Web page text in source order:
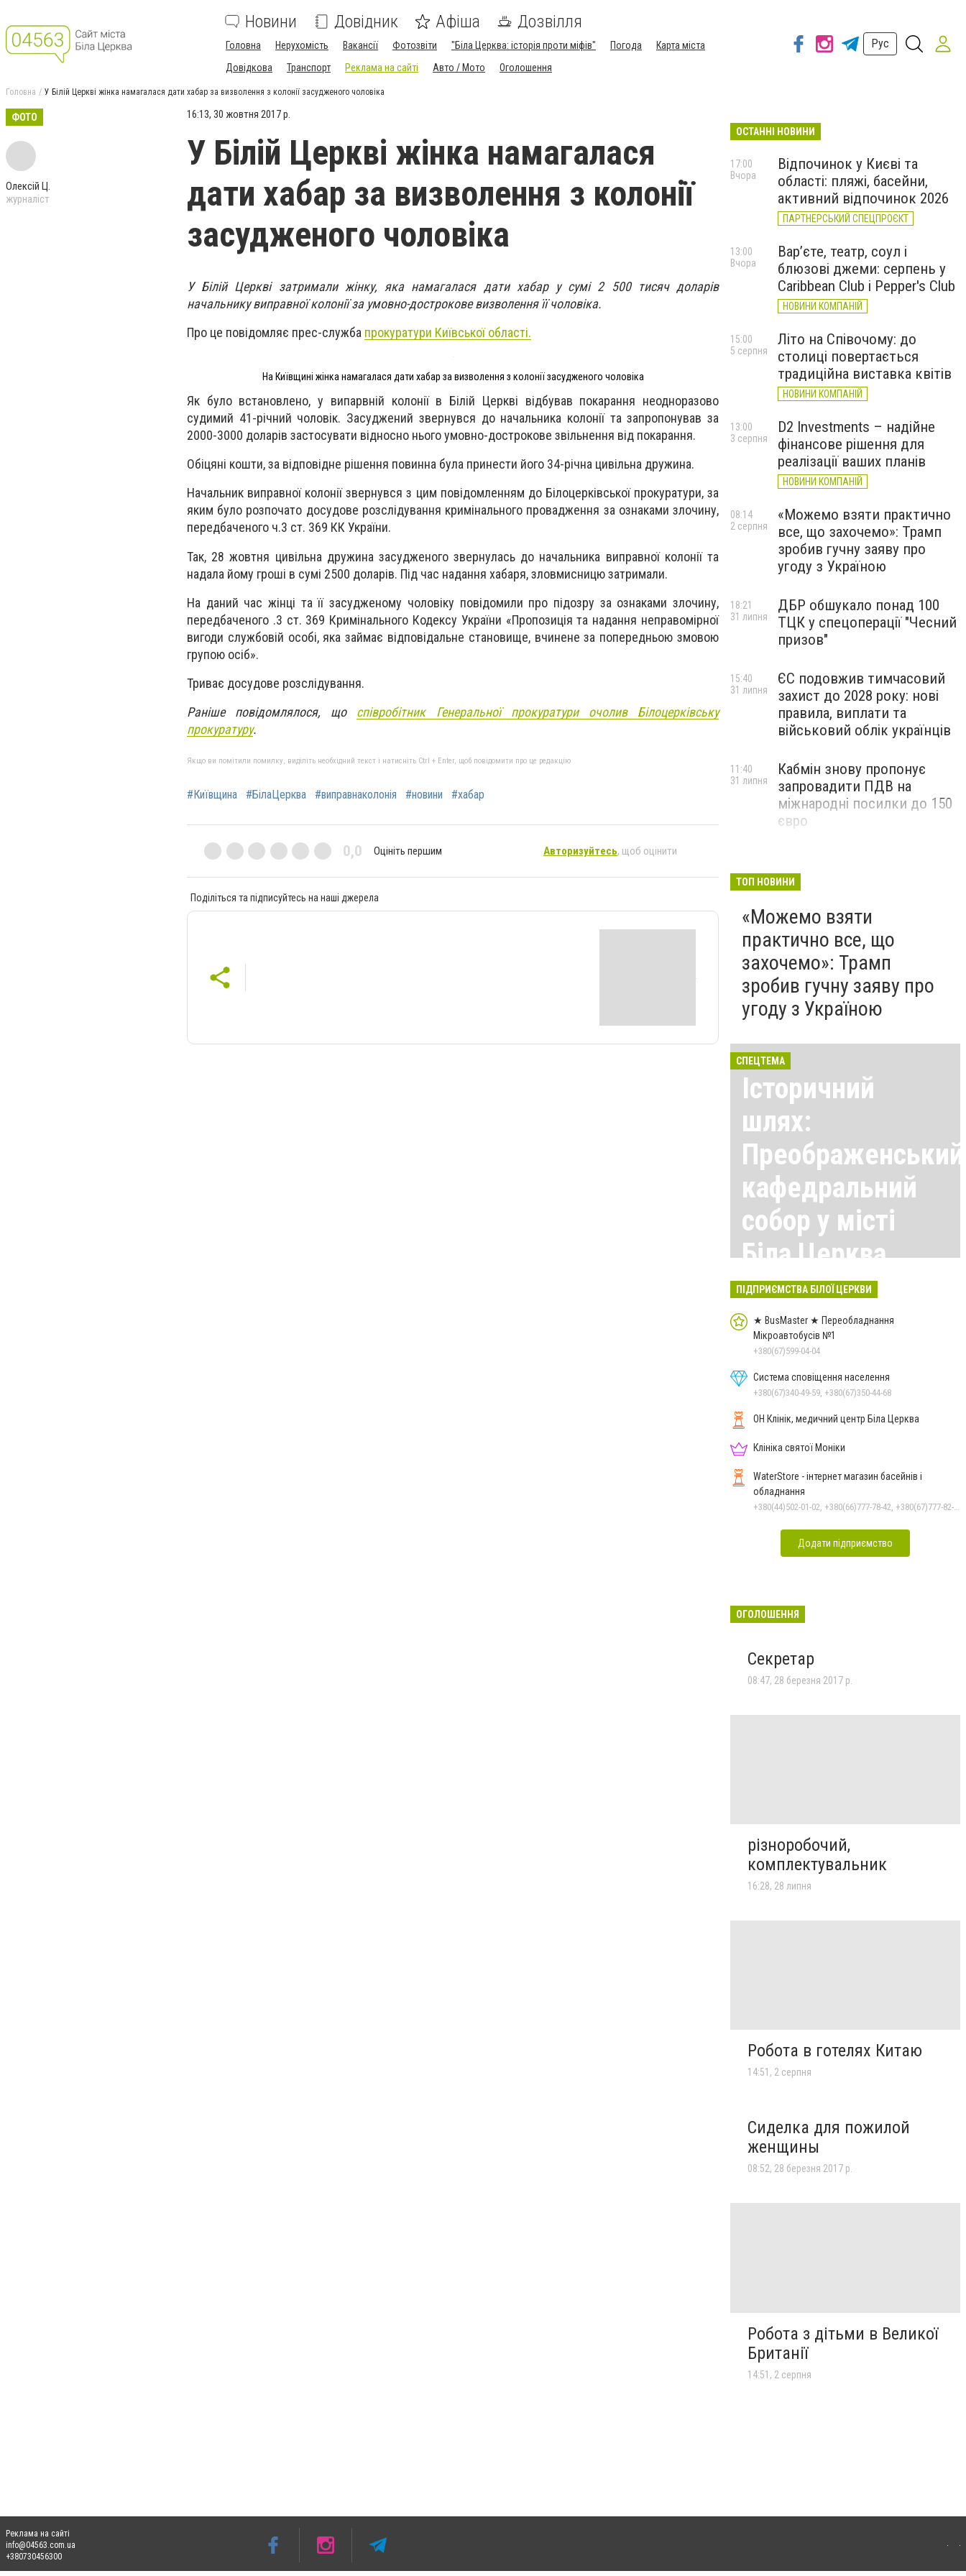
Новини Довідник Афіша Дозвілля
Головна Нерухомість Вакансії Фотозвіти "Біла Церква: історія проти міфів" Погода
Карта міста
Довідкова
Транспорт Реклама на сайті Авто / Мото Оголошення
Рус
Головна У Білій Церкві жінка намагалася дати хабар за визволення з колонії засудженого чоловіка
ФОТО
Олексій Ц.
журналіст
16:13, 30 жовтня 2017 р.
У Білій Церкві жінка намагалася
дати хабар за визволення з колонії
засудженого чоловіка
У Білій Церкві затримали жінку, яка намагалася дати хабар у сумі 2 500 тисяч доларів
начальнику виправної колонії за умовно-дострокове визволення її чоловіка.
Про це повідомляє прес-служба прокуратури Київської області.
На Київщині жінка намагалася дати хабар за визволення з колонії засудженого чоловіка
Як було встановлено, у випарвній колонії в Білій Церкві відбував покарання неодноразово
судимий 41-річний чоловік. Засуджений звернувся до начальника колонії та запропонував за
2000-3000 доларів застосувати відносно нього умовно-дострокове звільнення від покарання.
Обіцяні кошти, за відповідне рішення повинна була принести його 34-річна цивільна дружина.
Начальник виправної колонії звернувся з цим повідомленням до Білоцерківської прокуратури, за
яким було розпочато досудове розслідування кримінального провадження за ознаками злочину,
передбаченого ч.3 ст. 369 КК України.
Так, 28 жовтня цивільна дружина засудженого звернулась до начальника виправної колонії та
надала йому гроші в сумі 2500 доларів. Під час надання хабаря, зловмисницю затримали.
На даний час жінці та її засудженому чоловіку повідомили про підозру за ознаками злочину,
передбаченого .3 ст. 369 Кримінального Кодексу України «Пропозиція та надання неправомірної
вигоди службовій особі, яка займає відповідальне становище, вчинене за попередньою змовою
групою осіб».
Триває досудове розслідування.
Раніше повідомлялося, що співробітник Генеральної прокуратури очолив Білоцерківську
прокуратуру.
Якщо ви помітили помилку, виділіть необхідний текст і натисніть Ctrl + Enter, щоб повідомити про це редакцію
#Київщина #БілаЦерква #виправнаколонія #новини #хабар
0,0 Оцініть першим Авторизуйтесь, щоб оцінити
Поділіться та підписуйтесь на наші джерела
ОСТАННІ НОВИНИ
Відпочинок у Києві та
області: пляжі, басейни,
активний відпочинок 2026
ПАРТНЕРСЬКИЙ СПЕЦПРОЄКТ
17:00
Вчора
Вар’єте, театр, соул і
блюзові джеми: серпень у
Caribbean Club і Pepper's Club
НОВИНИ КОМПАНІЙ
13:00
Вчора
Літо на Співочому: до
столиці повертається
традиційна виставка квітів
НОВИНИ КОМПАНІЙ
15:00
5 серпня
D2 Investments – надійне
фінансове рішення для
реалізації ваших планів
НОВИНИ КОМПАНІЙ
13:00
3 серпня
«Можемо взяти практично
все, що захочемо»: Трамп
зробив гучну заяву про
угоду з Україною
08:14
2 серпня
ДБР обшукало понад 100
ТЦК у спецоперації "Чесний
призов"
18:21
31 липня
ЄС подовжив тимчасовий
захист до 2028 року: нові
правила, виплати та
військовий облік українців
15:40
31 липня
Кабмін знову пропонує
запровадити ПДВ на
міжнародні посилки до 150
євро
11:40
31 липня
ТОП НОВИНИ
«Можемо взяти
практично все, що
захочемо»: Трамп
зробив гучну заяву про
угоду з Україною
СПЕЦТЕМА
Історичний
шлях:
Преображенський
кафедральний
собор у місті
Біла Церква
Всі матеріали тут
ПІДПРИЄМСТВА БІЛОЇ ЦЕРКВИ
★ BusMaster ★ Переобладнання
Мікроавтобусів №1
+380(67)599-04-04
Система сповіщення населення
+380(67)340-49-59, +380(67)350-44-68
ОН Клінік, медичний центр Біла Церква
Клініка святої Моніки
WaterStore - інтернет магазин басейнів і
обладнання
Додати підприємство
ОГОЛОШЕННЯ
Секретар
08:47, 28 березня 2017 р.
різноробочий,
комплектувальник
16:28, 28 липня
Робота в готелях Китаю
14:51, 2 серпня
Сиделка для пожилой
женщины
08:52, 28 березня 2017 р.
Робота з дітьми в Великої
Британії
14:51, 2 серпня
Реклама на сайті
info@04563.com.ua
+380730456300